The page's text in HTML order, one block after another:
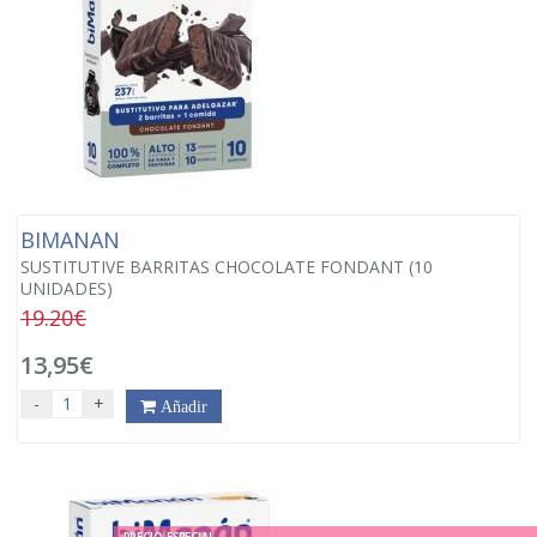
BIMANAN
SUSTITUTIVE BARRITAS CHOCOLATE FONDANT (10
UNIDADES)
19.20€
13,95€
- + Añadir